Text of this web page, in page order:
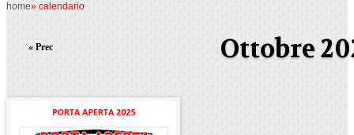
home» calendario
Ottobre
« Prec